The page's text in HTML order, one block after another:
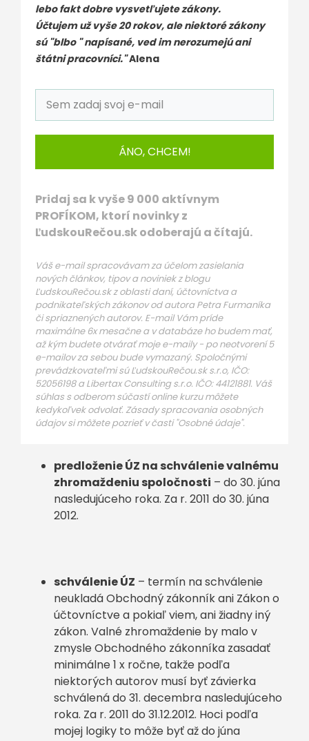
lebo fakt dobre vysvetľujete zákony.
Účtujem už vyše 20 rokov, ale niektoré zákony
sú "blbo " napísané, ved im nerozumejú ani
štátni pracovníci."Alena
ÁNO, CHCEM!
Pridaj sa k vyše 9 000 aktívnym
PROFÍKOM, ktorí novinky z
ĽudskouRečou.sk odoberajú a čítajú.
Váš e-mail spracovávam za účelom zasielania
nových článkov, tipov a noviniek z blogu
ĽudskouRečou.sk z oblasti daní, účtovníctva a
podnikateľských zákonov od autora Petra Furmaníka
či spriaznených autorov. E-mail Vám príde
maximálne 6x mesačne a v databáze ho budem mať,
až kým budete otvárať moje e-maily - po neotvorení 5
e-mailov za sebou bude vymazaný. Spoločnými
prevádzkovateľmi sú ĽudskouRečou.sk s.r.o, IČO:
52056198 a Libertax Consulting s.r.o. IČO: 44121881. Váš
súhlas s odberom súčastí online kurzu môžete
kedykoľvek odvolať. Zásady spracovania osobných
údajov si môžete pozrieť v časti "Osobné údaje".
predloženie ÚZ na schválenie valnému
zhromaždeniu spoločnosti – do 30. júna
nasledujúceho roka. Za r. 2011 do 30. júna
2012.
schválenie ÚZ – termín na schválenie
neukladá Obchodný zákonník ani Zákon o
účtovníctve a pokiaľ viem, ani žiadny iný
zákon. Valné zhromaždenie by malo v
zmysle Obchodného zákonníka zasadať
minimálne 1 x ročne, takže podľa
niektorých autorov musí byť závierka
schválená do 31. decembra nasledujúceho
roka. Za r. 2011 do 31.12.2012. Hoci podľa
mojej logiky to môže byť až do júna